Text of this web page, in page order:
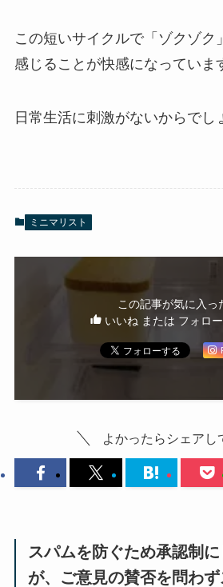
この短いサイクルで「ゾクゾク
感じることが快感になっていま
日常生活に刺激がないからでし
ミニマリスト
この記事が気に入っ
いいね または フォロー
よかったらシェアし
スパムを防ぐため承認制
が、ご意見の賛否を問わ